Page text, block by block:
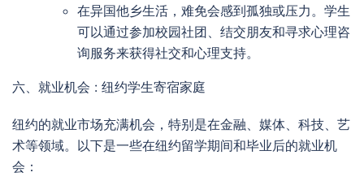
在异国他乡生活，难免会感到孤独或压力。学生
可以通过参加校园社团、结交朋友和寻求心理咨
询服务来获得社交和心理支持。
六、就业机会 : 纽约学生寄宿家庭
纽约的就业市场充满机会，特别是在金融、媒体、科技、艺
术等领域。以下是一些在纽约留学期间和毕业后的就业机
会：